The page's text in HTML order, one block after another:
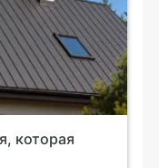
которая